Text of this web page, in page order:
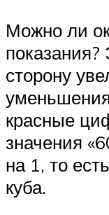
Можно ли
сторону
красные
значения
на 1, то
куба.